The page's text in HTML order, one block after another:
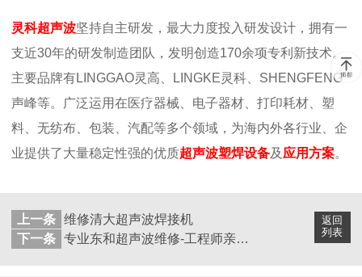
灵科超声波坚持自主研发，最大力度投入研发设计，拥有一
支近30年的研发制造团队，发明创造170余项专利新技术。
主要品牌有LINGGAO灵高、LINGKE灵科、SHENGFENG
声峰等。广泛运用在医疗器械、电子器材、打印耗材、塑
料、无纺布、包装、汽配等多个领域，为海内外各行业、企
业提供了大量稳定性强的优质超声波塑焊设备及 应用方案。
返回
列表
上一条 维修清大超声波焊接机
下一条
专业东和超声波维修-工程师亲身检测、解决问题效率快